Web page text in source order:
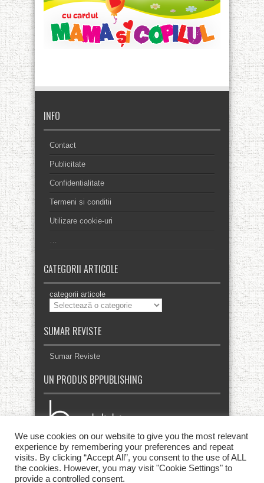
INFO
Contact
Publicitate
Confidentialitate
Termeni si conditii
Utilizare cookie-uri
…
CATEGORII ARTICOLE
categorii articole
SUMAR REVISTE
Sumar Reviste
UN PRODUS BPPUBLISHING
We use cookies on our website to give you the most relevant
experience by remembering your preferences and repeat
visits. By clicking “Accept All”, you consent to the use of ALL
the cookies. However, you may visit "Cookie Settings" to
provide a controlled consent.